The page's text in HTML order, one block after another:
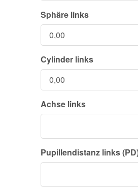
Sphäre links
Cylinder links
Achse links
Pupillendistanz links